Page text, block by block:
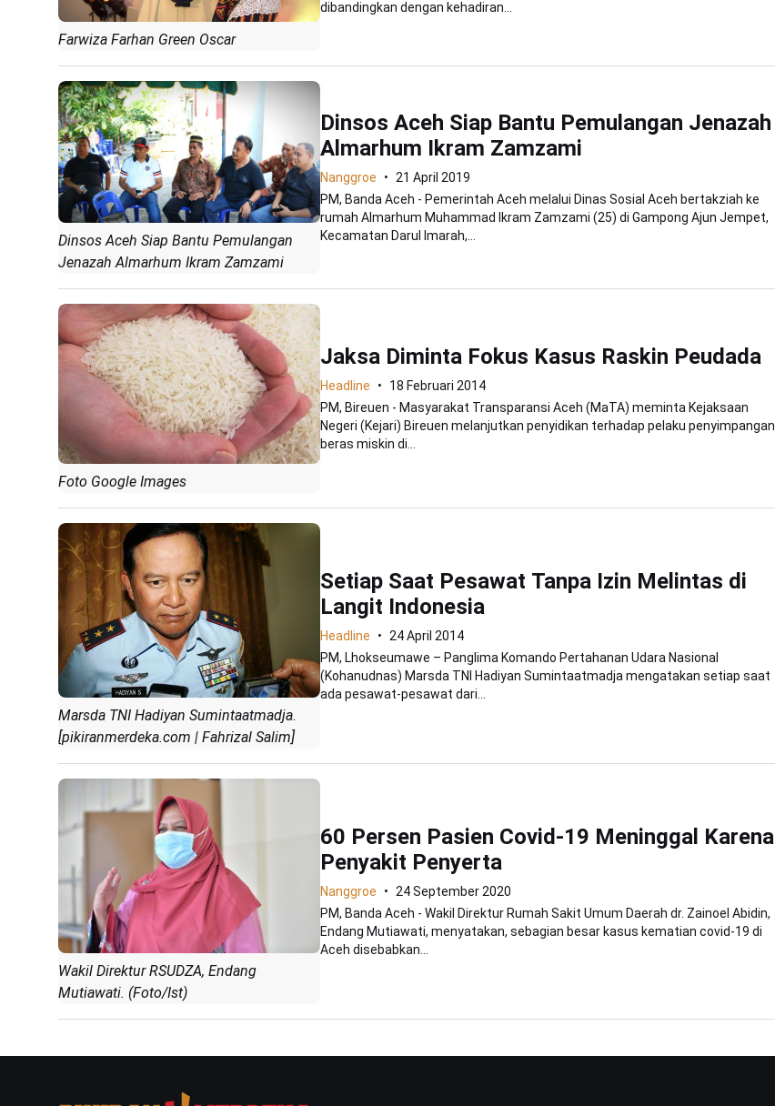
Farwiza Farhan Green Oscar
dibandingkan dengan kehadiran...
Dinsos Aceh Siap Bantu Pemulangan
Jenazah Almarhum Ikram Zamzami
Dinsos Aceh Siap Bantu Pemulangan Jenazah
Almarhum Ikram Zamzami
Nanggroe
21 April 2019
PM, Banda Aceh - Pemerintah Aceh melalui Dinas Sosial Aceh bertakziah ke
rumah Almarhum Muhammad Ikram Zamzami (25) di Gampong Ajun Jempet,
Kecamatan Darul Imarah,...
Foto Google Images
Jaksa Diminta Fokus Kasus Raskin Peudada
Headline
18 Februari 2014
PM, Bireuen - Masyarakat Transparansi Aceh (MaTA) meminta Kejaksaan
Negeri (Kejari) Bireuen melanjutkan penyidikan terhadap pelaku penyimpangan
beras miskin di...
Marsda TNI Hadiyan Sumintaatmadja.
[pikiranmerdeka.com | Fahrizal Salim]
Setiap Saat Pesawat Tanpa Izin Melintas di
Langit Indonesia
Headline
24 April 2014
PM, Lhokseumawe – Panglima Komando Pertahanan Udara Nasional
(Kohanudnas) Marsda TNI Hadiyan Sumintaatmadja mengatakan setiap saat
ada pesawat-pesawat dari...
Wakil Direktur RSUDZA, Endang
Mutiawati. (Foto/Ist)
60 Persen Pasien Covid-19 Meninggal Karena
Penyakit Penyerta
Nanggroe
24 September 2020
PM, Banda Aceh - Wakil Direktur Rumah Sakit Umum Daerah dr. Zainoel Abidin,
Endang Mutiawati, menyatakan, sebagian besar kasus kematian covid-19 di
Aceh disebabkan...